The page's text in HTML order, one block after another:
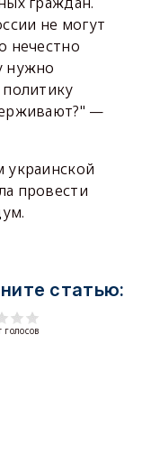
не могут
нечестно
нужно
—
украинской
провести
статью: